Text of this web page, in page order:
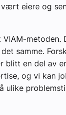
vært eiere og
metoden.
samme.
blitt en del av
og vi kan
ulike